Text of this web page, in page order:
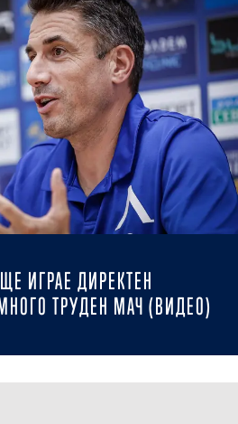
ИГРАЕ ДИРЕКТЕН
ТРУДЕН МАЧ (ВИДЕО)